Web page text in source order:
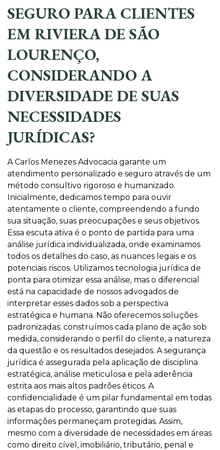
SEGURO PARA CLIENTES
EM RIVIERA DE SÃO
LOURENÇO,
CONSIDERANDO A
DIVERSIDADE DE SUAS
NECESSIDADES
JURÍDICAS?
A Carlos Menezes Advocacia garante um
atendimento personalizado e seguro através de um
método consultivo rigoroso e humanizado.
Inicialmente, dedicamos tempo para ouvir
atentamente o cliente, compreendendo a fundo
sua situação, suas preocupações e seus objetivos.
Essa escuta ativa é o ponto de partida para uma
análise jurídica individualizada, onde examinamos
todos os detalhes do caso, as nuances legais e os
potenciais riscos. Utilizamos tecnologia jurídica de
ponta para otimizar essa análise, mas o diferencial
está na capacidade de nossos advogados de
interpretar esses dados sob a perspectiva
estratégica e humana. Não oferecemos soluções
padronizadas; construímos cada plano de ação sob
medida, considerando o perfil do cliente, a natureza
da questão e os resultados desejados. A segurança
jurídica é assegurada pela aplicação de disciplina
estratégica, análise meticulosa e pela aderência
estrita aos mais altos padrões éticos. A
confidencialidade é um pilar fundamental em todas
as etapas do processo, garantindo que suas
informações permaneçam protegidas. Assim,
mesmo com a diversidade de necessidades em áreas
como direito cível, imobiliário, tributário, penal e